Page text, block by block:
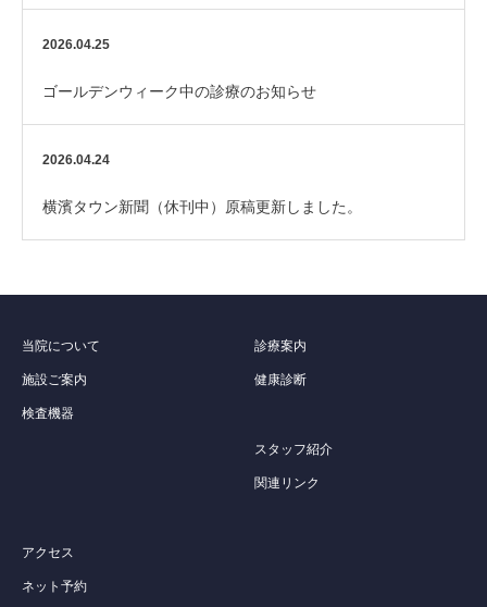
2026.04.25
ゴールデンウィーク中の診療のお知らせ
2026.04.24
横濱タウン新聞（休刊中）原稿更新しました。
当院について
施設ご案内
検査機器
診療案内
健康診断
スタッフ紹介
関連リンク
アクセス
ネット予約